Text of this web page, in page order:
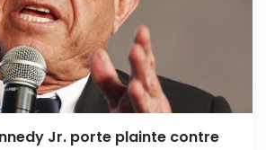
Jr. porte plainte contre